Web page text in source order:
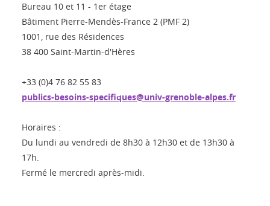
Bureau 10 et 11 - 1er étage
Bâtiment Pierre-Mendès-France 2 (PMF 2)
1001, rue des Résidences
38 400 Saint-Martin-d'Hères
+33 (0)4 76 82 55 83
publics-besoins-specifiques@univ-grenoble-alpes.fr
Horaires :
Du lundi au vendredi de 8h30 à 12h30 et de 13h30 à
17h.
Fermé le mercredi après-midi.